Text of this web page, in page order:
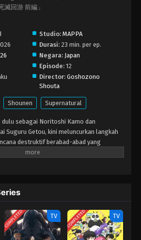
Kaisen: Shimetsu Kaiyuu – Zenpen
2 - Januari 8, 2026
Kaisen: Shimetsu Kaiyuu – Zenpen
1 - Januari 8, 2026
滅回游 前編」
Studio: MAPPA
Durasi: 23 min. per ep.
Negara: Japan
Episode: 12
Director: Goshozono
Shouta
Shounen Supernatural
dulu sebagai Noritoshi Kamo dan
Suguru Getou, kini meluncurkan langkah
destruktif berabad-abad yang
biasa hingga akhirnya dibasmi.
berkeliling jalanan Tokyo yang sepi
segala kutukan yang
itu, kebanggaan Naoya Zenin yang
tersentak keras ketika Megumi
kepala selanjutnya dari Clan Zenin.
COMPLETED TV COMPLETED TV